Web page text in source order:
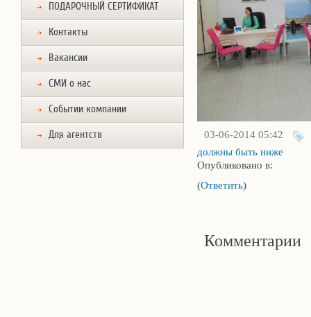
ПОДАРОЧНЫЙ СЕРТИФИКАТ
Контакты
Вакансии
СМИ о нас
Событии компании
Для агентств
03-06-2014 05:42
должны быть ниже
Опубликовано в:
(Ответить)
Комментарии